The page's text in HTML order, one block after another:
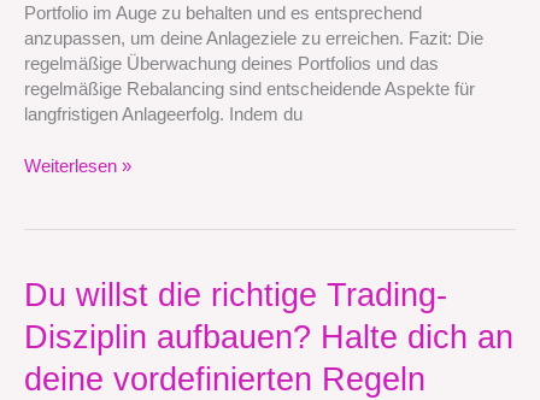
Portfolio im Auge zu behalten und es entsprechend
anzupassen, um deine Anlageziele zu erreichen. Fazit: Die
regelmäßige Überwachung deines Portfolios und das
regelmäßige Rebalancing sind entscheidende Aspekte für
langfristigen Anlageerfolg. Indem du
Weiterlesen »
Du willst die richtige Trading-
Disziplin aufbauen? Halte dich an
deine vordefinierten Regeln
Du
willst
die
Trading-